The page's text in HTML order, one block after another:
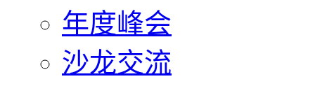
年度峰会
沙龙交流